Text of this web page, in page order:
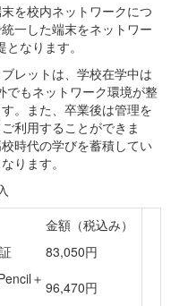
を校内ネットワークにつ
一した端末をネットワー
なります。
レットは、学校在学中は
でもネットワーク環境が整
。また、卒業後は管理を
利用することができま
時代の学びを蓄積してい
ります。
金額（税込み）
83,050円
＋ 96,470円